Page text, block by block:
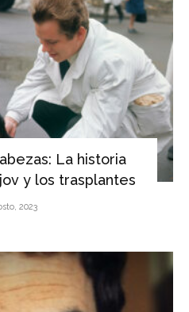
La historia
y los trasplantes
2023